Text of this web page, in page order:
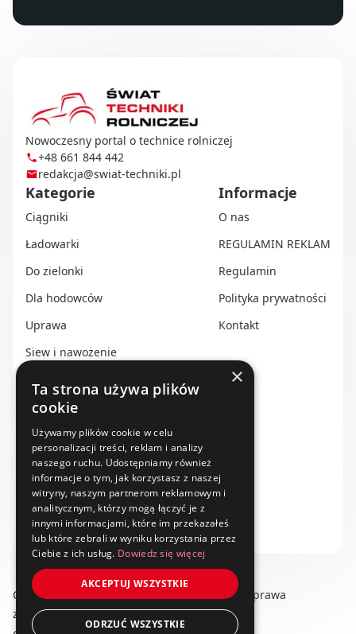
Nowoczesny portal o technice rolniczej
+48 661 844 442
redakcja@swiat-techniki.pl
Kategorie
Ciągniki
Ładowarki
Do zielonki
Dla hodowców
Uprawa
Siew i nawożenie
Transport i przechowywanie
Do zbioru
Rolnictwo precyzyjne
Dealerzy
Ze świata techniki rolniczej
Informacje
O nas
REGULAMIN REKLAM
Regulamin
Polityka prywatności
Kontakt
Copyright © 2025 swiat-techniki.pl. Wszelkie prawa
zastrzeżone.
×
Ta strona używa plików
cookie
Używamy plików cookie w celu
personalizacji treści, reklam i analizy
naszego ruchu. Udostępniamy również
informacje o tym, jak korzystasz z naszej
witryny, naszym partnerom reklamowym i
analitycznym, którzy mogą łączyć je z
innymi informacjami, które im przekazałeś
lub które zebrali w wyniku korzystania przez
Ciebie z ich usług. Dowiedz się więcej
AKCEPTUJ WSZYSTKIE
ODRZUĆ WSZYSTKIE